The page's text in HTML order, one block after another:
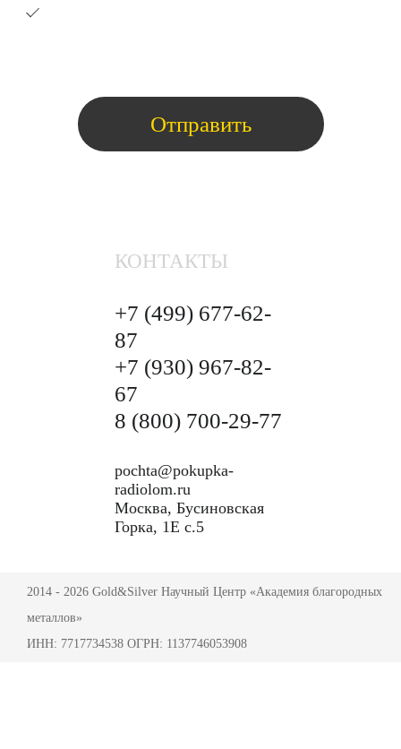
КОНТАКТЫ
+7 (499) 677-62-
87
+7 (930) 967-82-
67
8 (800) 700-29-77
pochta@pokupka-
radiolom.ru
Москва, Бусиновская
Горка, 1Е с.5
2014 - 2026 Gold&Silver Научный Центр «Академия благородных
металлов»
ИНН: 7717734538 ОГРН: 1137746053908